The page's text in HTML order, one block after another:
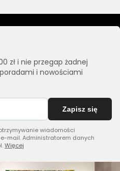
zł i nie przegap żadnej
i nowościami
Zapisz się
wiadomości
mail. Administratorem danych
Więcej